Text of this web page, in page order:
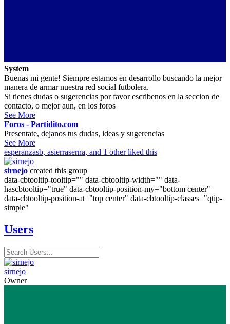
System
Buenas mi gente! Siempre estamos en desarrollo buscando la mejor
manera de armar nuestra red social futbolera.
Si tienes dudas o sugerencias por favor escribenos en la seccion de
contacto, o mejor aun, en los foros
See More
Foros - Partidito.com
Presentate, dejanos tus dudas, ideas y sugerencias
See More
esperanzasb, asierraserna, and 1 other liked this
sirnejo created this group
data-cbtooltip-tooltip="" data-cbtooltip-width="" data-
hascbtooltip="true" data-cbtooltip-position-my="bottom center"
data-cbtooltip-position-at="top center" data-cbtooltip-classes="qtip-
simple"
Users
sirnejo
Owner